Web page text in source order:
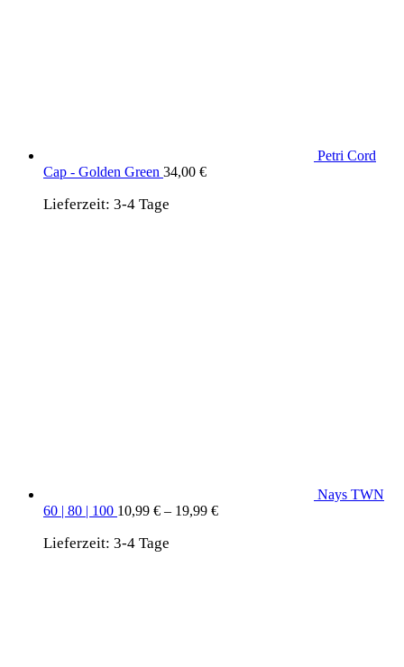
Petri Cord
Cap - Golden Green 34,00 €
Lieferzeit: 3-4 Tage
Nays TWN
60 | 80 | 100 10,99 € – 19,99 €
Lieferzeit: 3-4 Tage